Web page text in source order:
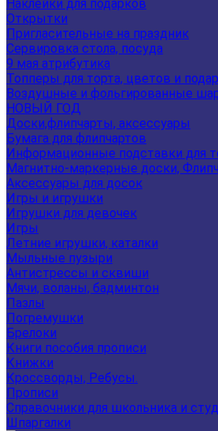
Наклейки для подарков
Открытки
Пригласительные на праздник
Сервировка стола, посуда
9 мая атрибутика
Топперы для торта, цветов и
Воздушные и фольгированные
НОВЫЙ ГОД
Доски,флипчарты, аксессуары
Бумага для флипчартов
Информационные подставки для
Магнитно-маркерные доски,
Аксессуары для досок
Игры и игрушки
Игрушки для девочек
Игры
Летние игрушки, каталки
Мыльные пузыри
Антистрессы и сквиши
Мячи, воланы, бадминтон
Пазлы
Погремушки
Брелоки
Книги пособия прописи
Книжки
Кроссворды, Ребусы.
Прописи
Справочники для школьника и
Шпаргалки